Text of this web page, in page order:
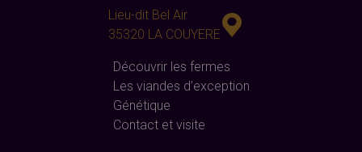
Lieu-dit Bel Air
35320 LA COUYERE
Découvrir les fermes
Les viandes d’exception
Génétique
Contact et visite